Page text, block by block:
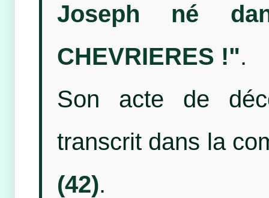
Joseph né
CHEVRIERES !".
Son acte de
transcrit dans la
(42).